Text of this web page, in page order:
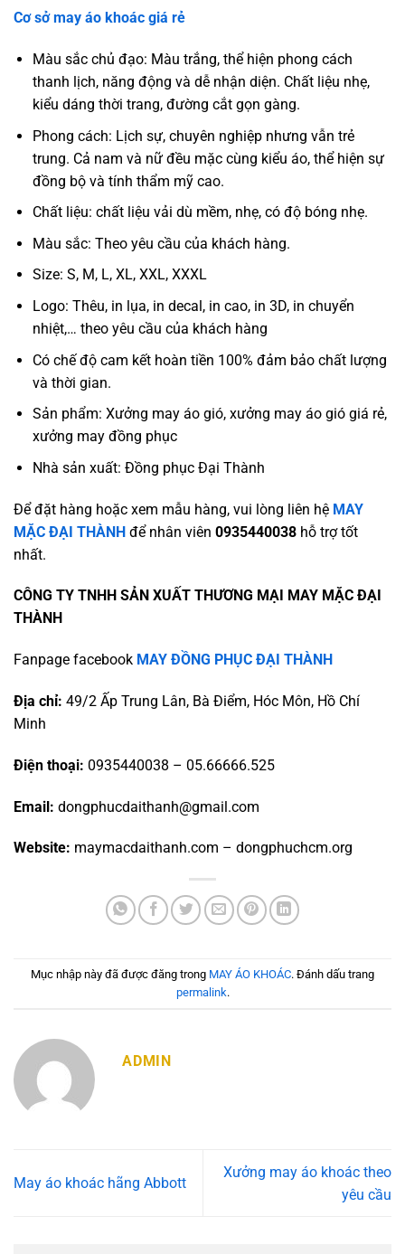
Cơ sở may áo khoác giá rẻ
Màu sắc chủ đạo: Màu trắng, thể hiện phong cách
thanh lịch, năng động và dễ nhận diện. Chất liệu nhẹ,
kiểu dáng thời trang, đường cắt gọn gàng.
Phong cách: Lịch sự, chuyên nghiệp nhưng vẫn trẻ
trung. Cả nam và nữ đều mặc cùng kiểu áo, thể hiện sự
đồng bộ và tính thẩm mỹ cao.
Chất liệu: chất liệu vải dù mềm, nhẹ, có độ bóng nhẹ.
Màu sắc: Theo yêu cầu của khách hàng.
Size: S, M, L, XL, XXL, XXXL
Logo: Thêu, in lụa, in decal, in cao, in 3D, in chuyển
nhiệt,… theo yêu cầu của khách hàng
Có chế độ cam kết hoàn tiền 100% đảm bảo chất lượng
và thời gian.
Sản phẩm: Xưởng may áo gió, xưởng may áo gió giá rẻ,
xưởng may đồng phục
Nhà sản xuất: Đồng phục Đại Thành
Để đặt hàng hoặc xem mẫu hàng, vui lòng liên hệ MAY
MẶC ĐẠI THÀNH để nhân viên 0935440038 hỗ trợ tốt
nhất.
CÔNG TY TNHH SẢN XUẤT THƯƠNG MẠI MAY MẶC ĐẠI
THÀNH
Fanpage facebook MAY ĐỒNG PHỤC ĐẠI THÀNH
Địa chỉ: 49/2 Ấp Trung Lân, Bà Điểm, Hóc Môn, Hồ Chí
Minh
Điện thoại: 0935440038 – 05.66666.525
Email: dongphucdaithanh@gmail.com
Website: maymacdaithanh.com – dongphuchcm.org
Mục nhập này đã được đăng trong MAY ÁO KHOÁC. Đánh dấu trang
permalink.
ADMIN
May áo khoác hãng Abbott
Xưởng may áo khoác theo
yêu cầu